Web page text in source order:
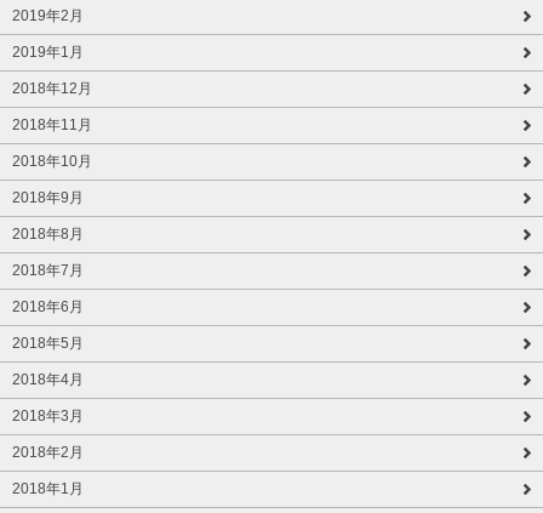
2019年2月
2019年1月
2018年12月
2018年11月
2018年10月
2018年9月
2018年8月
2018年7月
2018年6月
2018年5月
2018年4月
2018年3月
2018年2月
2018年1月